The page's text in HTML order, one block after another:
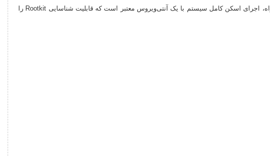
از آنجا که روت‌کیت‌ها برای مخفی ماندن طراحی شده‌اند، تشخیص آن‌ها بدون استفاده از ابزارهای امنیتی تخصصی بسیار دشوار است. بهترین راه، اجرای اسکن کامل سیستم با یک آنتی‌ویروس معتبر است که قابلیت شناسایی Rootkit را